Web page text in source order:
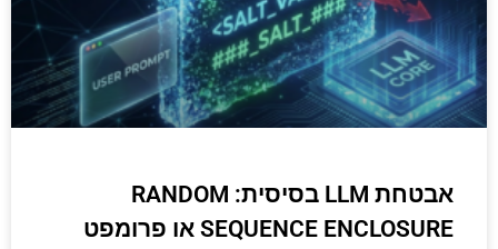
אבטחת LLM בסיסית: RANDOM
SEQUENCE ENCLOSURE או פרומפט